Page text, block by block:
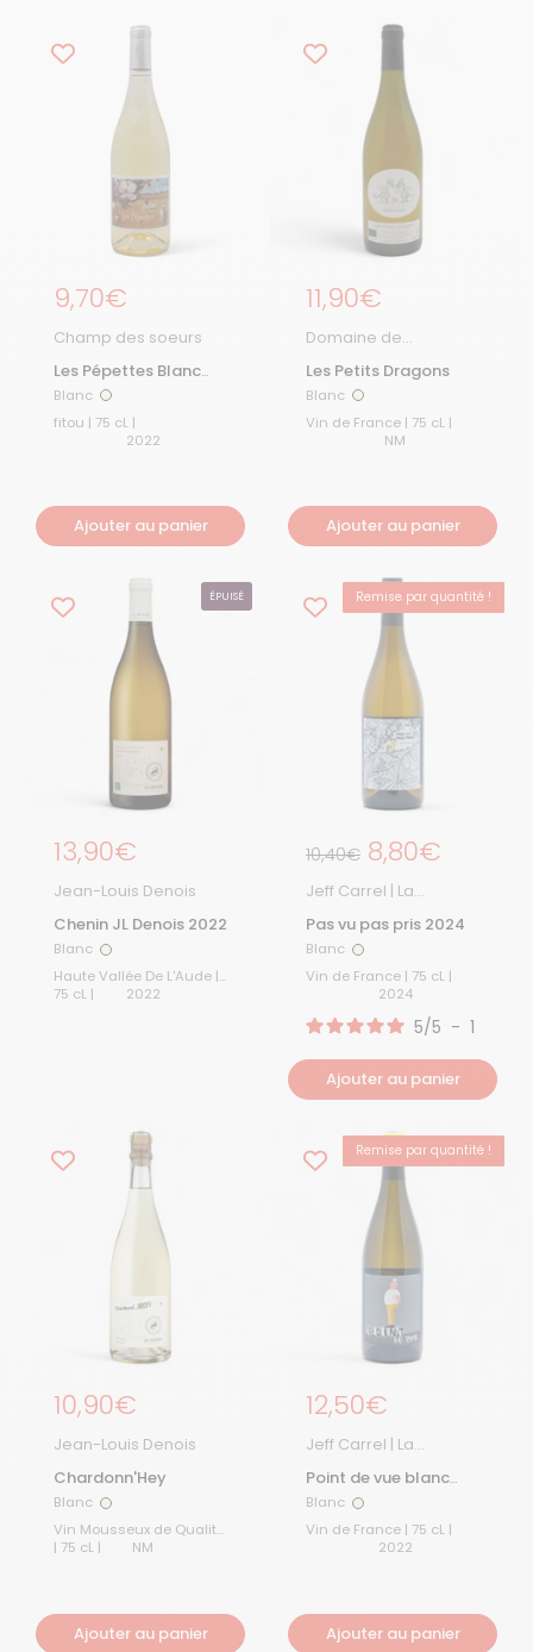
Prix régulier
9,70€
Champ des soeurs
Les Pépettes Blanc
2022
Blanc Blanc
fitou | 75 cL |
2022
Ajouter au panier
Prix régulier
11,90€
Domaine de
Les Petits Dragons
Blanc Blanc
Vin de France | 75 cL |
NM
Ajouter au panier
ÉPUISÉ
Prix régulier
13,90€
Jean-Louis Denois
Chenin JL Denois 2022
Blanc Blanc
Haute Vallée De L'Aude |
75 cL |
2022
Remise par quantité !
-15%
Prix de solde
10,40€ Prix régulier
8,80€
Jeff Carrel | La
Pas vu pas pris 2024
Blanc Blanc
Vin de France | 75 cL |
2024
5/5 - 1
Ajouter au panier
Prix régulier
10,90€
Jean-Louis Denois
Chardonn'Hey
Blanc Blanc
Vin Mousseux de Qualité
| 75 cL |
NM
Ajouter au panier
Remise par quantité !
Prix régulier
12,50€
Jeff Carrel | La
Point de vue blanc
2022
Blanc Blanc
Vin de France | 75 cL |
2022
Ajouter au panier